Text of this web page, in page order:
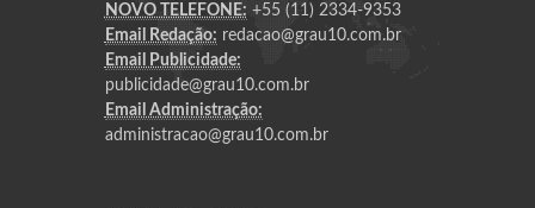
NOVO TELEFONE: +55 (11) 2334-9353
Email Redação: redacao@grau10.com.br
Email Publicidade:
publicidade@grau10.com.br
Email Administração:
administracao@grau10.com.br